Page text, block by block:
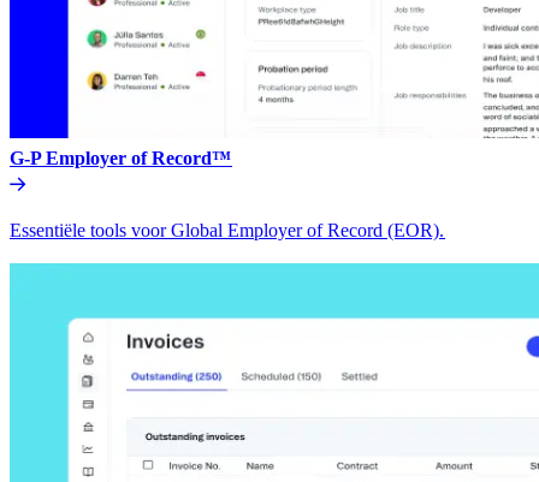
G-P Employer of Record™​​
Essentiële tools voor Global Employer of Record (EOR).​​